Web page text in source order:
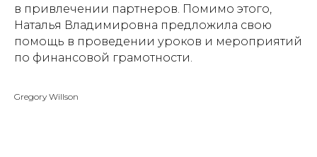
в привлечении партнеров. Помимо этого,
Наталья Владимировна предложила свою
помощь в проведении уроков и мероприятий
по финансовой грамотности.
Gregory Willson